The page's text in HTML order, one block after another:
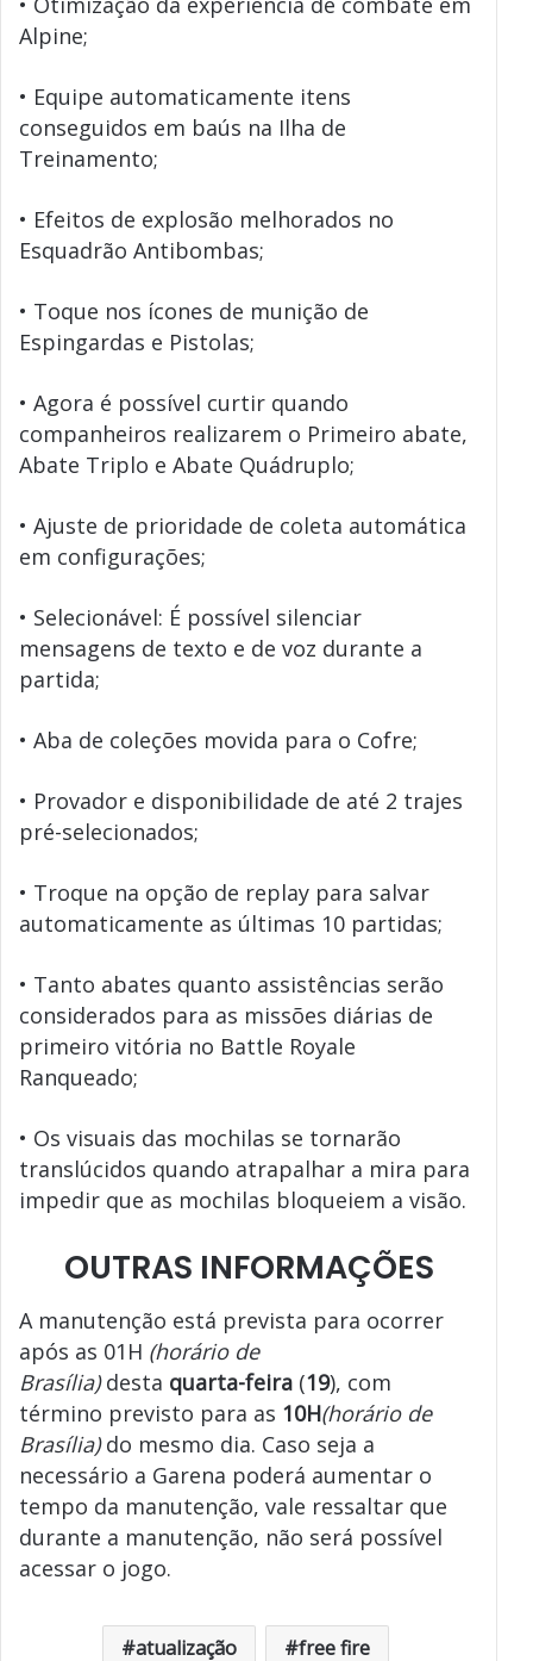
Alpine;
• Equipe automaticamente itens
conseguidos em baús na Ilha de
Treinamento;
• Efeitos de explosão melhorados no
Esquadrão Antibombas;
• Toque nos ícones de munição de
Espingardas e Pistolas;
• Agora é possível curtir quando
companheiros realizarem o Primeiro abate,
Abate Triplo e Abate Quádruplo;
• Ajuste de prioridade de coleta automática
em configurações;
• Selecionável: É possível silenciar
mensagens de texto e de voz durante a
partida;
• Aba de coleções movida para o Cofre;
• Provador e disponibilidade de até 2 trajes
pré-selecionados;
• Troque na opção de replay para salvar
automaticamente as últimas 10 partidas;
• Tanto abates quanto assistências serão
considerados para as missões diárias de
primeiro vitória no Battle Royale
Ranqueado;
• Os visuais das mochilas se tornarão
translúcidos quando atrapalhar a mira para
impedir que as mochilas bloqueiem a visão.
OUTRAS INFORMAÇÕES
A manutenção está prevista para ocorrer
após as 01H (horário de
Brasília)desta quarta-feira (19), com
término previsto para as 10H(horário de
Brasília)do mesmo dia. Caso seja a
necessário a Garena poderá aumentar o
tempo da manutenção, vale ressaltar que
durante a manutenção, não será possível
acessar o jogo.
atualização
free fire